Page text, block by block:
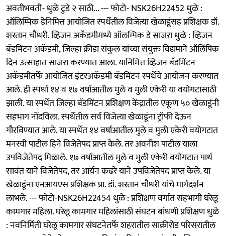
अवतीभवती- धुळे टुडे २ साठी... --- फोटो- NSK26H22452 धुळे :
ऑलिम्पिक डेनिमित्त आयोजित स्पर्धेतील विजेत्या खेळाडूंसह प्रशिक्षक डॉ.
शरतान चौधरी. व्हिजन अकॅडमीमध्ये ऑलम्पिक डे साजरा धुळे : व्हिजन
बॅडमिंटन अकॅडमी, जिल्हा क्रीडा संकुल यांच्या संयुक्त विद्यमाने ऑलिंपिक
दिन उत्साहात साजरा करण्यात आला. यानिमित्त व्हिजन बॅडमिंटन
अकॅडमीतर्फे आयोजित इंटरअकॅडमी बॅडमिंटन स्पर्धेचे आयोजन करण्यात
आले. ही स्पर्धा १४ व १७ वर्षाआतील मुले व मुली एकेरी या वयोगटासाठी
झाली. या स्पर्धेत जिल्हा बॅडमिंटन प्रशिक्षण केंद्रातील एकूण ५० खेळाडूंनी
सहभाग नोंदविला. स्पर्धेतील सर्व विजेत्या खेळाडूंना ट्रॉफी देऊन
गौरविण्यात आले. या स्पर्धेत १४ वर्षाआतील मुले व मुली एकेरी वयोगटात
मनस्वी पाटील हिने विजेतेपद प्राप्त केले. तर अवनीश पाटील याला
उपविजेतेपद मिळाले. १७ वर्षाआतील मुले व मुली एकेरी वयोगटात पार्थ
सावंत याने विजेतेपद, तर आर्यन कढरे याने उपविजेतेपद प्राप्त केले. या
खेळाडूंना एनआयएस प्रशिक्षक प्रा. डॉ. शरतान चौधरी यांचे मार्गदर्शन
लाभले. --- फोटो-NSK26H22454 धुळे : प्रशिक्षण वर्गात सहभागी घरेलू
कामगार महिला. घरेलू कामगार महिलांसाठी संघटन बांधणी प्रशिक्षण धुळे
: नवनिर्मिती घरेलू कामगार संघटनेतर्फे शहरातील साक्रीरोड परिसरातील